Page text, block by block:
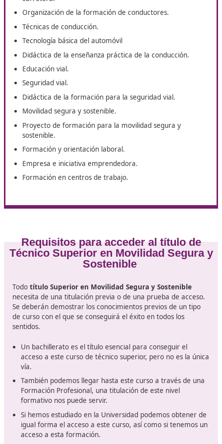
del curso de Técnico Superior
en Movilidad Segura y
Sostenible en Vizcaya
Las asignaturas delcurso de Técnico Superior en
Segura y Sostenible en Vizcaya
el título profesional que estamos buscando. Esto es lo
estudiarás en un curso online que podrás realizar
cómodamente desde casa.
Primeros auxilios.
Tráfico, circulación de vehículos y transporte por
carretera.
Organización de la formación de conductores.
Tecnología básica del automóvil
Educación vial.
Seguridad vial.
Movilidad segura y sostenible.
Proyecto de formación para la movilidad segura y
sostenible.
Empresa e iniciativa emprendedora.
Formación en centros de trabajo.